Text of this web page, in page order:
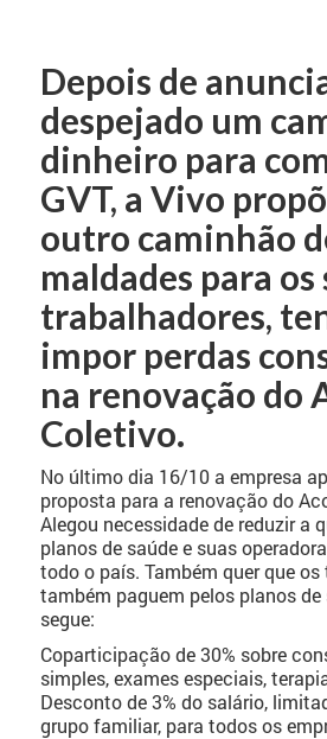
Depois de
despejado um
dinheiro para
GVT, a Vivo
outro caminhão
maldades para os
trabalhadores,
impor perdas
na renovação do
Coletivo.
No último dia 16/10 a empresa
proposta para a renovação do
Alegou necessidade de reduzir a
planos de saúde e suas
todo o país. Também quer que
também paguem pelos planos de
segue:
Coparticipação de 30% sobre
simples, exames especiais,
Desconto de 3% do salário,
grupo familiar, para todos os